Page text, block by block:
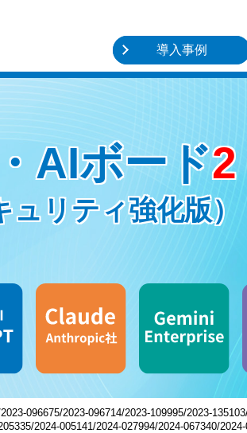
導入事例
AIボード2
ュリティ強化版）
096675/2023-096714/2023-109995/2023-
2024-005141/2024-027994/2024-067340/